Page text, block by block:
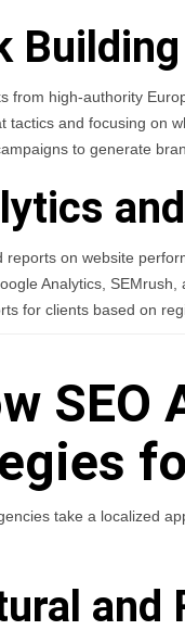
Building
from high-authority
tactics and focusing on
to generate
reports on website
Analytics, SEMrush,
for clients based on
SEO
take a localized
and